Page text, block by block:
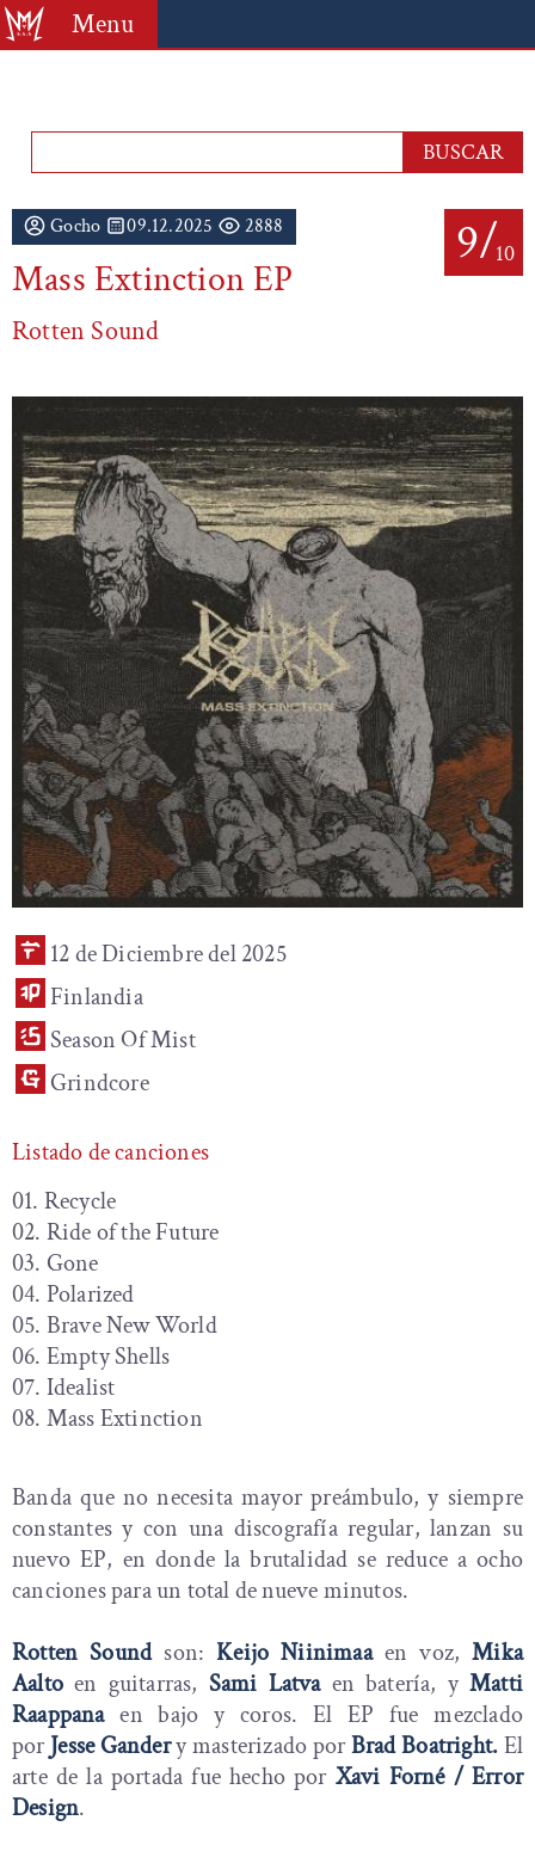
Menu
9/10
Gocho 09.12.2025 2888
Mass Extinction EP
Rotten Sound
12 de Diciembre del 2025
Finlandia
Season Of Mist
Grindcore
Listado de canciones
01. Recycle
02. Ride of the Future
03. Gone
04. Polarized
05. Brave New World
06. Empty Shells
07. Idealist
08. Mass Extinction
Banda que no necesita mayor preámbulo, y siempre
constantes y con una discografía regular, lanzan su
nuevo EP, en donde la brutalidad se reduce a ocho
canciones para un total de nueve minutos.
Rotten Sound son:Keijo Niinimaa en voz, Mika
Aalto en guitarras, Sami Latva en batería, y Matti
Raappana en bajo y coros. El EP fue mezclado
por Jesse Gandery masterizado porBrad Boatright.El
arte de la portada fue hecho por Xavi Forné / Error
Design.